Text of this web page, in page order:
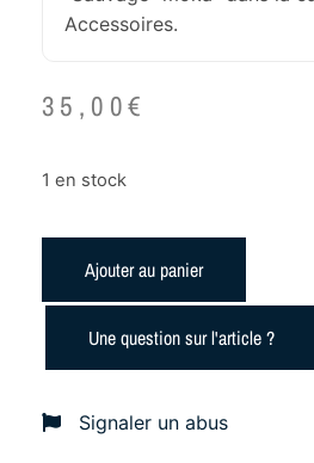
Accessoires.
35,00€
1 en stock
Ajouter au panier
Une question sur l'article ?
Signaler un abus